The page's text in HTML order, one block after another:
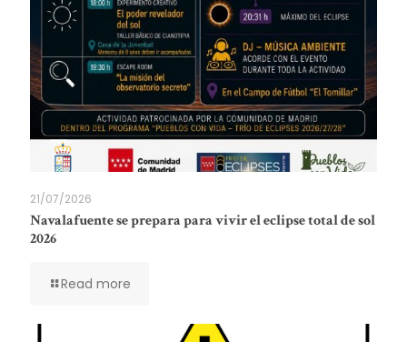
21/07/2026
Navalafuente se prepara para vivir el eclipse total de sol
2026
Read more